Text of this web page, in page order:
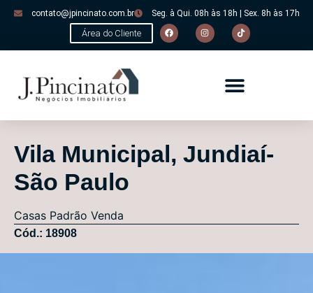
contato@jpincinato.com.br Seg. à Qui. 08h às 18h | Sex. 8h às 17h
Área do Cliente
Vila Municipal, Jundiaí-
São Paulo
Casas Padrão Venda
Cód.: 18908